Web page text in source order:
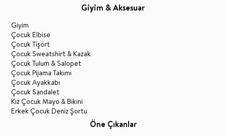
Giyim & Aksesuar
Giyim
Çocuk Elbise
Çocuk Tişört
Çocuk Sweatshirt & Kazak
Çocuk Tulum & Salopet
Çocuk Pijama Takımı
Çocuk Ayakkabı
Çocuk Sandalet
Kız Çocuk Mayo & Bikini
Erkek Çocuk Deniz Şortu
Öne Çıkanlar